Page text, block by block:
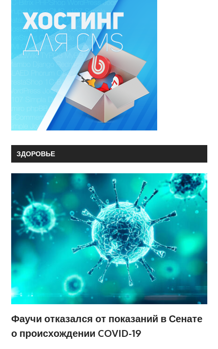
ЗДОРОВЬЕ
Фаучи отказался от показаний в Сенате
о происхождении COVID-19